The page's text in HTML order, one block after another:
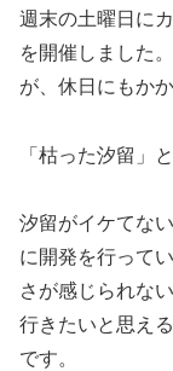
週末の土曜日に
を開催しました
が、休日にもか
「枯った汐留」
汐留がイケてな
に開発を行って
さが感じられな
行きたいと思え
です。